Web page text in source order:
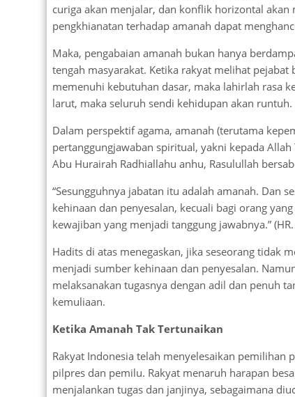
curiga akan menjalar, dan konflik horizontal
pengkhianatan terhadap amanah dapat
Maka, pengabaian amanah bukan hanya
tengah masyarakat. Ketika rakyat melihat
memenuhi kebutuhan dasar, maka lahirlah rasa
larut, maka seluruh sendi kehidupan akan runtuh.
Dalam perspektif agama, amanah (terutama
pertanggungjawaban spiritual, yakni kepada
Abu Hurairah Radhiallahu anhu, Rasulullah
“Sesungguhnya jabatan itu adalah amanah. Dan
kehinaan dan penyesalan, kecuali bagi orang
kewajiban yang menjadi tanggung jawabnya.”
Hadits di atas menegaskan, jika seseorang tidak
menjadi sumber kehinaan dan penyesalan.
melaksanakan tugasnya dengan adil dan penuh
kemuliaan.
Ketika Amanah Tak Tertunaikan
Rakyat Indonesia telah menyelesaikan
pilpres dan pemilu. Rakyat menaruh harapan
menjalankan tugas dan janjinya, sebagaimana